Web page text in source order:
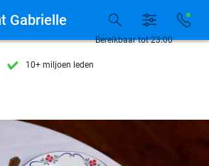
7 dagen per week beschikbaar
10+ miljoen leden
7 dagen per week beschikbaar
Bereikbaar tot 23:00
Gabrielle